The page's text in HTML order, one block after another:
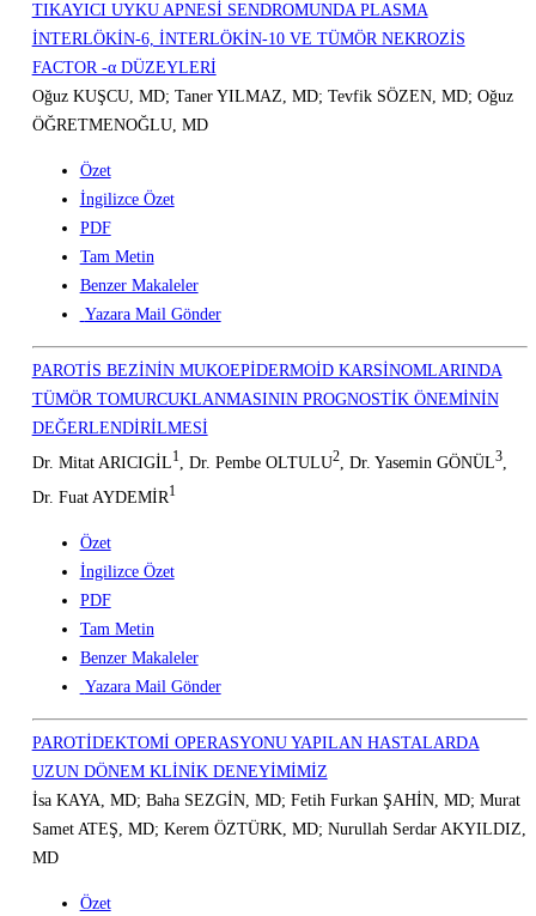
TIKAYICI UYKU APNESİ SENDROMUNDA PLASMA
İNTERLÖKİN-6, İNTERLÖKİN-10 VE TÜMÖR NEKROZİS
FACTOR -α DÜZEYLERİ
Oğuz KUŞCU, MD; Taner YILMAZ, MD; Tevfik SÖZEN, MD; Oğuz
ÖĞRETMENOĞLU, MD
Özet
İngilizce Özet
PDF
Tam Metin
Benzer Makaleler
Yazara Mail Gönder
PAROTİS BEZİNİN MUKOEPİDERMOİD KARSİNOMLARINDA
TÜMÖR TOMURCUKLANMASININ PROGNOSTİK ÖNEMİNİN
DEĞERLENDİRİLMESİ
Dr. Mitat ARICIGİL1, Dr. Pembe OLTULU2, Dr. Yasemin GÖNÜL3,
Dr. Fuat AYDEMİR1
Özet
İngilizce Özet
PDF
Tam Metin
Benzer Makaleler
Yazara Mail Gönder
PAROTİDEKTOMİ OPERASYONU YAPILAN HASTALARDA
UZUN DÖNEM KLİNİK DENEYİMİMİZ
İsa KAYA, MD; Baha SEZGİN, MD; Fetih Furkan ŞAHİN, MD; Murat
Samet ATEŞ, MD; Kerem ÖZTÜRK, MD; Nurullah Serdar AKYILDIZ,
MD
Özet